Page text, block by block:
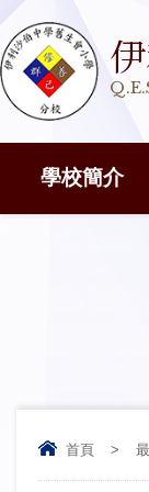
學校簡介
首頁 >